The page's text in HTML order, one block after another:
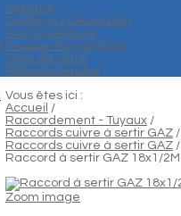
Peinture
Outillage / Décoration
Pour la peinture
Mousse de montage
Fibre de verre
Plafonds tendus
Vous êtes ici :
Accueil /
Raccordement - Tuyaux /
Raccords cuivre à sertir GAZ /
Raccords cuivre à sertir GAZ /
Raccord à sertir GAZ 18x1/2M
Zoom image